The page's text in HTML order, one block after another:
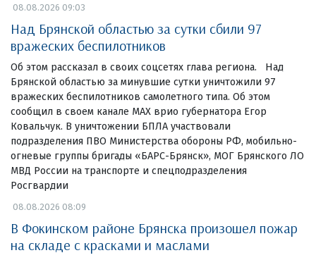
08.08.2026 09:03
Над Брянской областью за сутки сбили 97
вражеских беспилотников
Об этом рассказал в своих соцсетях глава региона. Над
Брянской областью за минувшие сутки уничтожили 97
вражеских беспилотников самолетного типа. Об этом
сообщил в своем канале МАХ врио губернатора Егор
Ковальчук. В уничтожении БПЛА участвовали
подразделения ПВО Министерства обороны РФ, мобильно-
огневые группы бригады «БАРС-Брянск», МОГ Брянского ЛО
МВД России на транспорте и спецподразделения
Росгвардии
08.08.2026 08:09
В Фокинском районе Брянска произошел пожар
на складе с красками и маслами